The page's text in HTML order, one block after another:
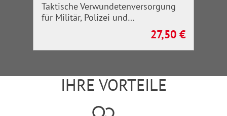
Taktische Verwundetenversorgung
für Militär, Polizei und
Regulärer Preis:
27,50 €
IHRE VORTEILE